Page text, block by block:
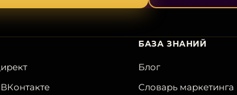
БАЗА ЗНАНИЙ
Блог
Словарь маркетинга